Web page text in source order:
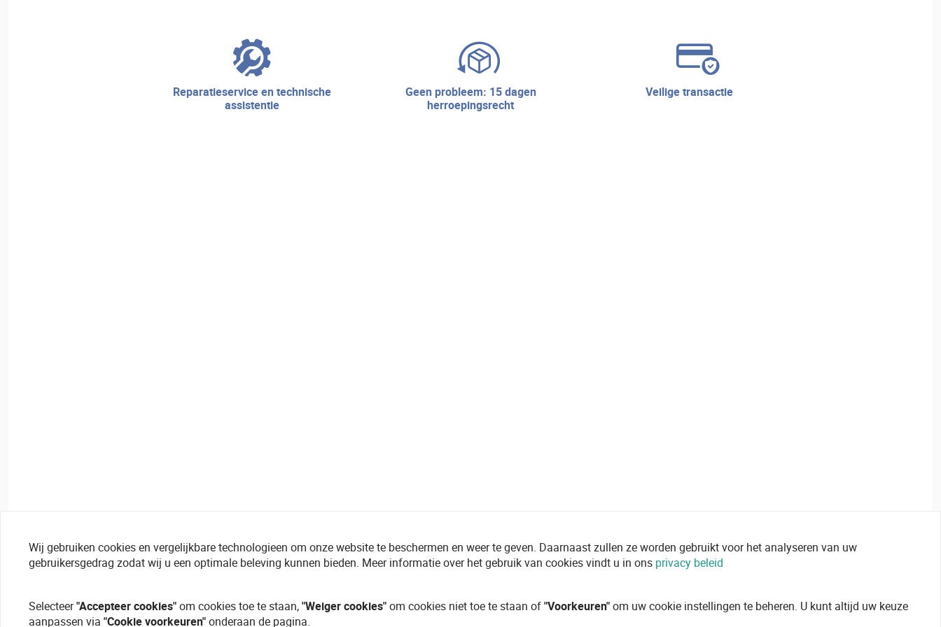
reparatieservice en technische
assistentie
geen probleem: 15 dagen
herroepingsrecht
veilige transactie
Wij gebruiken cookies en vergelijkbare technologieen om onze website te beschermen en weer te geven. Daarnaast zullen ze worden gebruikt voor het analyseren van uw
gebruikersgedrag zodat wij u een optimale beleving kunnen bieden. Meer informatie over het gebruik van cookies vindt u in ons privacy beleid
Selecteer"Accepteer cookies"om cookies toe te staan,"Weiger cookies"om cookies niet toe te staan of"Voorkeuren"om uw cookie instellingen te beheren. U kunt altijd uw keuze
aanpassen via "Cookie voorkeuren"onderaan de pagina.